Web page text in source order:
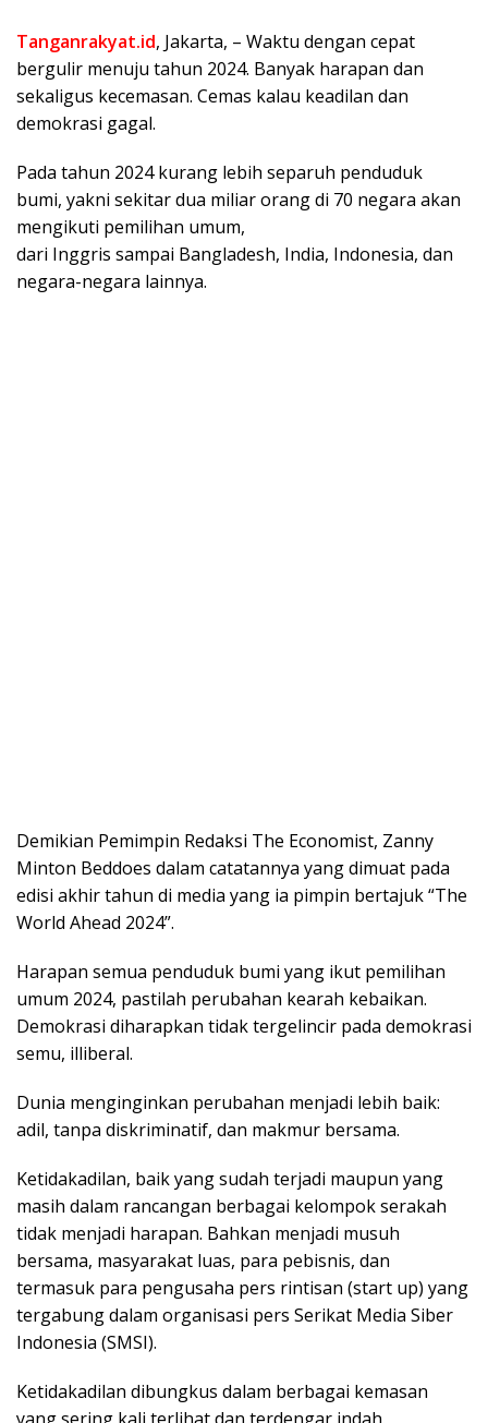
Tanganrakyat.id, Jakarta, – Waktu dengan cepat
bergulir menuju tahun 2024. Banyak harapan dan
sekaligus kecemasan. Cemas kalau keadilan dan
demokrasi gagal.
Pada tahun 2024 kurang lebih separuh penduduk
bumi, yakni sekitar dua miliar orang di 70 negara akan
mengikuti pemilihan umum,
dari Inggris sampai Bangladesh, India, Indonesia, dan
negara-negara lainnya.
Demikian Pemimpin Redaksi The Economist, Zanny
Minton Beddoes dalam catatannya yang dimuat pada
edisi akhir tahun di media yang ia pimpin bertajuk “The
World Ahead 2024”.
Harapan semua penduduk bumi yang ikut pemilihan
umum 2024, pastilah perubahan kearah kebaikan.
Demokrasi diharapkan tidak tergelincir pada demokrasi
semu, illiberal.
Dunia menginginkan perubahan menjadi lebih baik:
adil, tanpa diskriminatif, dan makmur bersama.
Ketidakadilan, baik yang sudah terjadi maupun yang
masih dalam rancangan berbagai kelompok serakah
tidak menjadi harapan. Bahkan menjadi musuh
bersama, masyarakat luas, para pebisnis, dan
termasuk para pengusaha pers rintisan (start up) yang
tergabung dalam organisasi pers Serikat Media Siber
Indonesia (SMSI).
Ketidakadilan dibungkus dalam berbagai kemasan